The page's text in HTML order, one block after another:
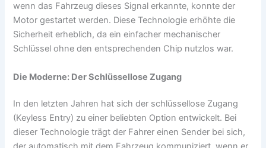
wenn das Fahrzeug dieses Signal erkannte, konnte der
Motor gestartet werden. Diese Technologie erhöhte die
Sicherheit erheblich, da ein einfacher mechanischer
Schlüssel ohne den entsprechenden Chip nutzlos war.
Die Moderne: Der Schlüssellose Zugang
In den letzten Jahren hat sich der schlüssellose Zugang
(Keyless Entry) zu einer beliebten Option entwickelt. Bei
dieser Technologie trägt der Fahrer einen Sender bei sich,